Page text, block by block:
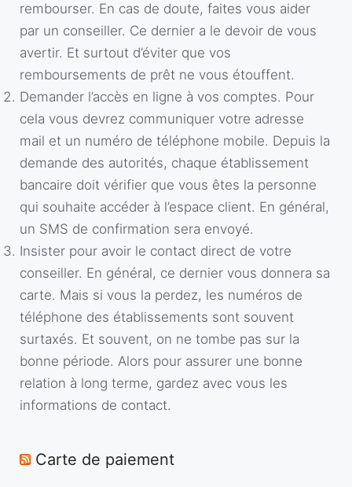
rembourser. En cas de doute, faites vous aider
par un conseiller. Ce dernier a le devoir de vous
avertir. Et surtout d’éviter que vos
remboursements de prêt ne vous étouffent.
Demander l’accès en ligne à vos comptes. Pour
cela vous devrez communiquer votre adresse
mail et un numéro de téléphone mobile. Depuis la
demande des autorités, chaque établissement
bancaire doit vérifier que vous êtes la personne
qui souhaite accéder à l’espace client. En général,
un SMS de confirmation sera envoyé.
Insister pour avoir le contact direct de votre
conseiller. En général, ce dernier vous donnera sa
carte. Mais si vous la perdez, les numéros de
téléphone des établissements sont souvent
surtaxés. Et souvent, on ne tombe pas sur la
bonne période. Alors pour assurer une bonne
relation à long terme, gardez avec vous les
informations de contact.
Carte de paiement